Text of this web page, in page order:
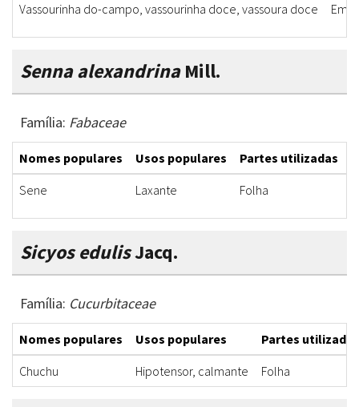
Vassourinha do-campo, vassourinha doce, vassoura doce
Senna alexandrinaMill.
Família: Fabaceae
Nomes populares Usos populares Partes utilizadas
Sene
Laxante Folha
Sicyos edulisJacq.
Família: Cucurbitaceae
Nomes populares Usos populares
Partes utilizadas
Chuchu
Hipotensor, calmante Folha